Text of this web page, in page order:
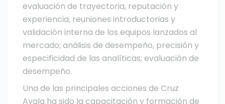
evaluación de trayectoria, reputación y
experiencia; reuniones introductorias y
validación interna de los equipos lanzados al
mercado; análisis de desempeño, precisión y
especificidad de las analíticas; evaluación de
desempeño.
Una de las principales acciones de Cruz
Ayala ha sido la capacitación y formación de